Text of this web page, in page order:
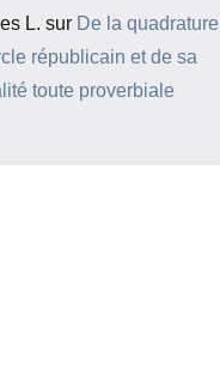
L. sur De la quadrature
républicain et de sa
toute proverbiale